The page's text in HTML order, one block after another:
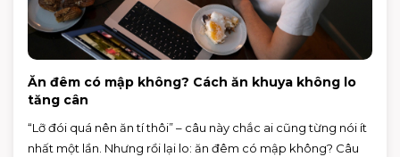
Ăn đêm có mập không? Cách ăn khuya không lo
tăng cân
“Lỡ đói quá nên ăn tí thôi” – câu này chắc ai cũng từng nói ít
nhất một lần. Nhưng rồi lại lo: ăn đêm có mập không? Câu